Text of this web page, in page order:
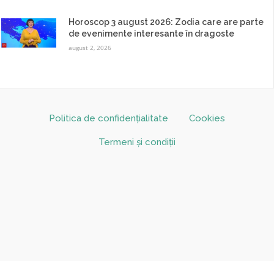
Horoscop 3 august 2026: Zodia care are parte
de evenimente interesante în dragoste
august 2, 2026
Politica de confidențialitate Cookies
Termeni și condiții